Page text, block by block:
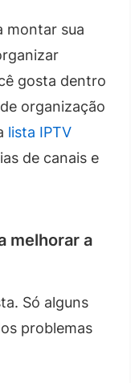
montar sua
gosta dentro
organização
lista IPTV
de canais e
melhorar a
Só alguns
problemas